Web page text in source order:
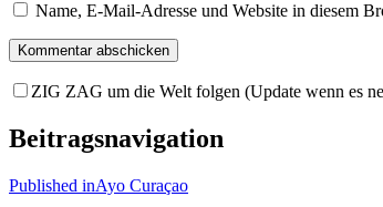
Name, E-Mail-Adresse und Website in diesem
ZIG ZAG um die Welt folgen (Update wenn es
Beitragsnavigation
Published inAyo Curaçao